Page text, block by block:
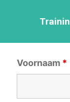
Voornaam *